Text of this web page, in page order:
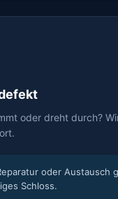
oder dreht durch?
oder Austausch
Schloss.